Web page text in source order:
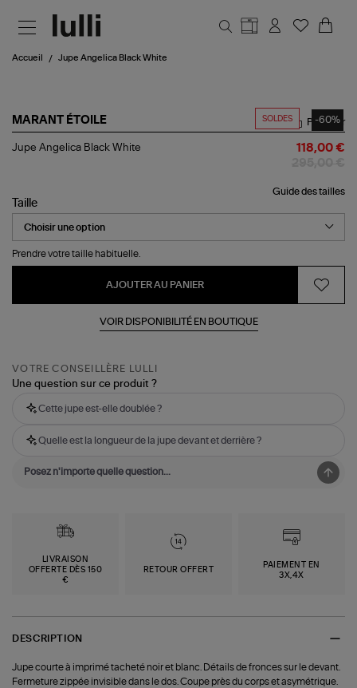
Accueil Jupe Angelica Black White
SOLDES -60%
MARANT ÉTOILE
Jupe
Partager
Jupe Angelica Black White 118,00 €
Guide des tailles
Taille
Prendre votre taille habituelle.
AJOUTER AU PANIER
VOIR DISPONIBILITÉ EN BOUTIQUE
VOTRE CONSEILLÈRE LULLI
Une question sur ce produit ?
Cette jupe est-elle doublée ?
Quelle est la longueur de la jupe devant et derrière ?
LIVRAISON
OFFERTE DÈS 150
€
RETOUR OFFERT
PAIEMENT EN
3X,4X
DESCRIPTION
Jupe courte à imprimé tacheté noir et blanc. Détails de fronces sur le devant.
Fermeture zippée invisible dans le dos. Coupe près du corps et asymétrique.